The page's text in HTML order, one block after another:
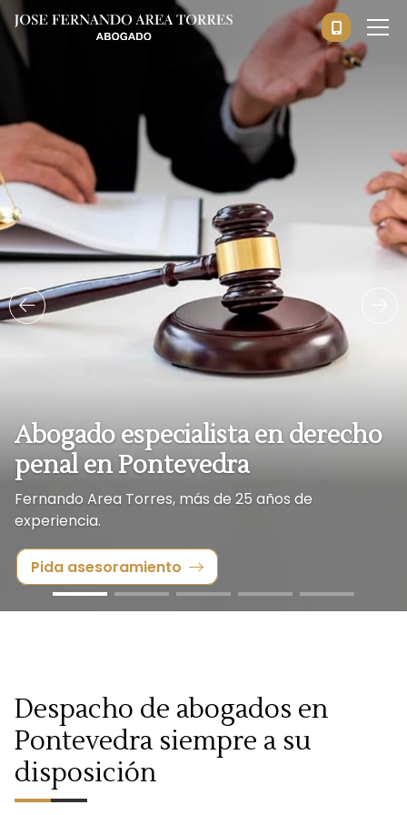
Abogado especialista en derecho
penal en Pontevedra
Fernando Area Torres, más de 25 años de
experiencia.
Pida asesoramiento
Despacho de abogados en
Pontevedra siempre a su
disposición